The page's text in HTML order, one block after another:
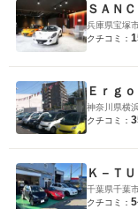
ＳＡＮ
兵庫県宝塚
クチコミ：
Ｅｒｇｏ
神奈川県横
クチコミ：
Ｋ－ＴＵ
千葉県千葉
クチコミ： 5